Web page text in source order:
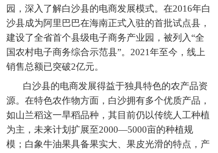
园，深入了解白沙县的电商发展模式。在2016年白
沙县成为阿里巴巴在海南正式入驻的首批试点县，
建设了全省首个县级电子商务产业园，被列入“全
国农村电子商务综合示范县”。2021年至今，线上
销售总额已突破2亿元。
白沙县的电商发展得益于独具特色的农产品资
源。在特色农作物方面，白沙拥有多个优质产品，
如山兰稻这一旱稻品种，其目前仍以传统人工种植
为主，未来计划扩展至2000—5000亩的种植规
模；白象牛油果具备果实大、果皮光滑的特点，产